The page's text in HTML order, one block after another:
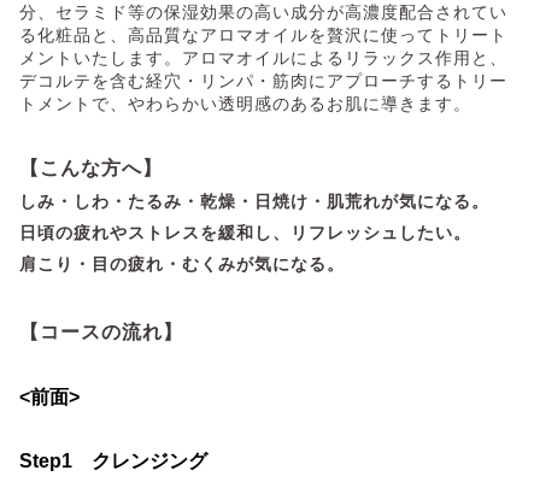
分、セラミド等の保湿効果の高い成分が高濃度配合されてい
る化粧品と、高品質なアロマオイルを贅沢に使ってトリート
メントいたします。アロマオイルによるリラックス作用と、
デコルテを含む経穴・リンパ・筋肉にアプローチするトリー
トメントで、やわらかい透明感のあるお肌に導きます。
【こんな方へ】
しみ・しわ・たるみ・乾燥・日焼け・肌荒れが気になる。
日頃の疲れやストレスを緩和し、リフレッシュしたい。
肩こり・目の疲れ・むくみが気になる。
【コースの流れ】
<前面>
Step1 クレンジング